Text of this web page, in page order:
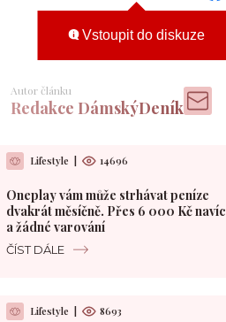
Vstoupit do diskuze
Autor článku
Redakce DámskýDeník
Lifestyle 14696
Oneplay vám může strhávat peníze
dvakrát měsíčně. Přes 6 000 Kč navíc
a žádné varování
ČÍST DÁLE
Lifestyle 8693